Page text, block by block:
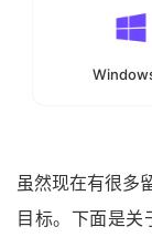
虽然现在有很多
目标。下面是关